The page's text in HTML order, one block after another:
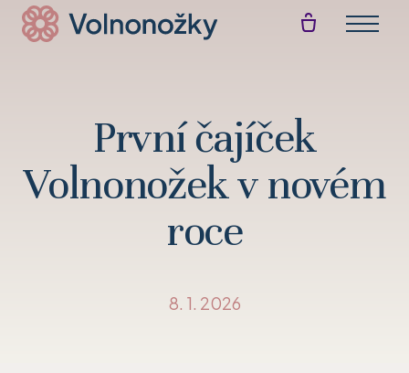
Menu
První čajíček
Volnonožek v novém
roce
8. 1. 2026